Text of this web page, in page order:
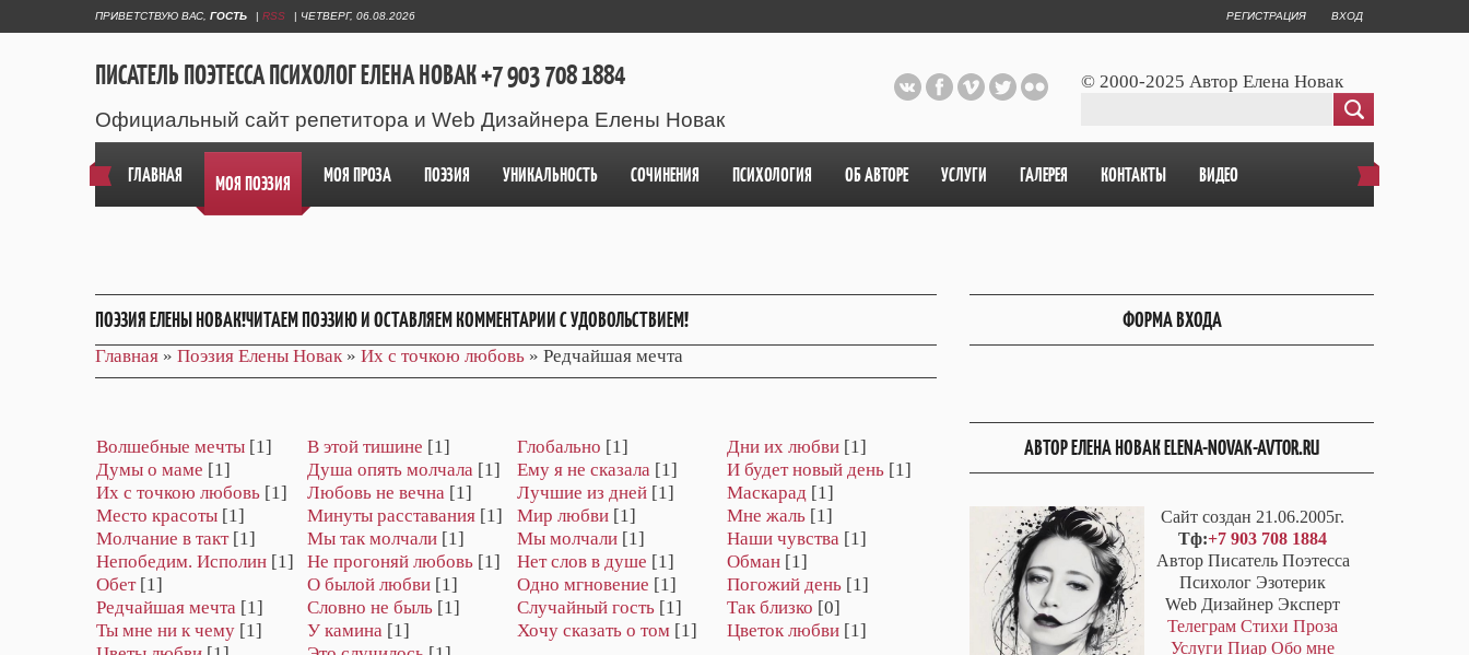
ПРИВЕТСТВУЮ ВАС ГОСТЬ | RSS | ЧЕТВЕРГ, 06.08.2026 РЕГИСТРАЦИЯ ВХОД
ПИСАТЕЛЬ ПОЭТЕССА ПСИХОЛОГ ЕЛЕНА НОВАК +7 903 708 1884
Официальный сайт репетитора и Web Дизайнера Елены Новак
© 2000-2025 Автор Елена Новак
ГЛАВНАЯ МОЯ ПОЭЗИЯ МОЯ ПРОЗА ПОЭЗИЯ УНИКАЛЬНОСТЬ СОЧИНЕНИЯ ПСИХОЛОГИЯ ОБ АВТОРЕ УСЛУГИ ГАЛЕРЕЯ КОНТАКТЫ ВИДЕО
ПОЭЗИЯ ЕЛЕНЫ НОВАК!ЧИТАЕМ ПОЭЗИЮ И ОСТАВЛЯЕМ КОММЕНТАРИИ С УДОВОЛЬСТВИЕМ!
Главная » Поэзия Елены Новак» Их с точкою любовь » Редчайшая мечта
Волшебные мечты [1] В этой тишине [1] Глобально [1] Дни их любви [1]
Думы о маме [1] Душа опять молчала [1] Ему я не сказала [1] И будет новый день [1]
Их с точкою любовь [1] Любовь не вечна [1] Лучшие из дней [1] Маскарад [1]
Место красоты [1] Минуты расставания [1] Мир любви [1] Мне жаль [1]
Молчание в такт [1] Мы так молчали [1] Мы молчали [1] Наши чувства [1]
Непобедим. Исполин [1] Не прогоняй любовь [1] Нет слов в душе [1] Обман [1]
Обет [1] О былой любви [1] Одно мгновение [1] Погожий день [1]
Редчайшая мечта [1] Словно не быль [1] Случайный гость [1] Так близко [0]
Ты мне ни к чему [1] У камина [1] Хочу сказать о том [1] Цветок любви [1]
ФОРМА ВХОДА
АВТОР ЕЛЕНА НОВАК ELENA-NOVAK-AVTOR.RU
Сайт создан 21.06.2005г.
Тф:+7 903 708 1884
Автор Писатель Поэтесса
Психолог Эзотерик
Web Дизайнер Эксперт
Телеграм Стихи Проза
Услуги Пиар Обо мне